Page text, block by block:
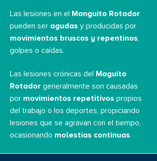
Las lesiones en el Manguito Rotador
pueden ser agudas y producidas por
movimientos bruscos y repentinos,
golpes o caídas.
Las lesiones crónicas del Maguito
Rotador generalmente son causadas
por movimientos repetitivos propios
del trabajo o los deportes, propiciando
lesiones que se agravan con el tiempo,
ocasionando molestias continuas.